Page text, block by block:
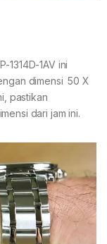
1314D-1AV ini
dimensi 50 X
pastikan
dari jam ini.